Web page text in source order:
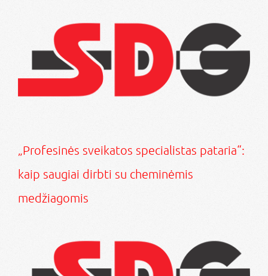
„Profesinės sveikatos specialistas pataria“:
kaip saugiai dirbti su cheminėmis
medžiagomis